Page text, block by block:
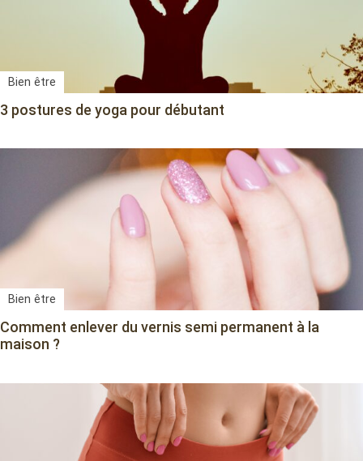
Bien être
3 postures de yoga pour débutant
Bien être
Comment enlever du vernis semi permanent à la
maison ?